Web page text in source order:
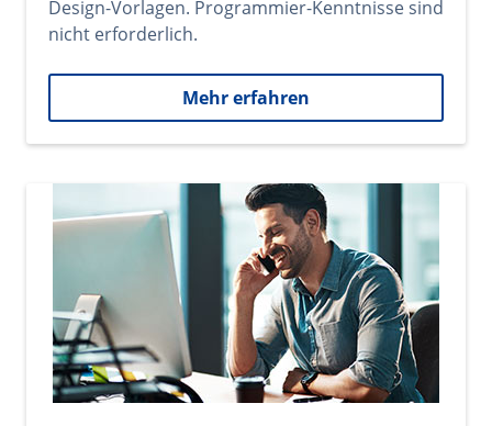
Design-Vorlagen. Programmier-Kenntnisse sind
nicht erforderlich.
Mehr erfahren